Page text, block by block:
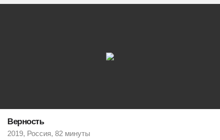
Верность
2019, Россия, 82 минуты